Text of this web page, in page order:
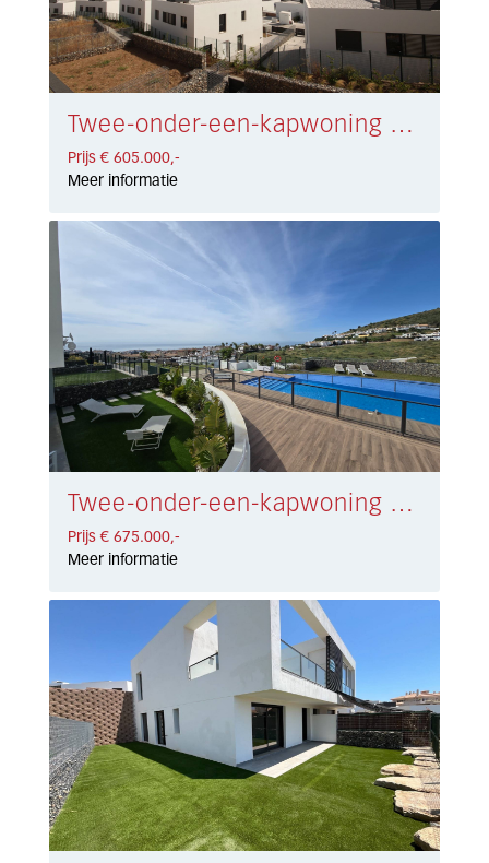
Twee-onder-een-kapwoning Riviera del Sol € 605.000,-
Prijs € 605.000,-
Meer informatie
Twee-onder-een-kapwoning Riviera del Sol € 675.000,-
Prijs € 675.000,-
Meer informatie